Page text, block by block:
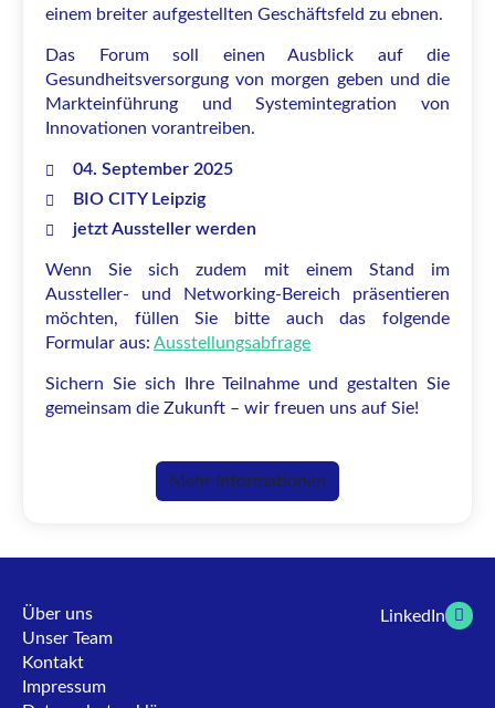
einem breiter aufgestellten Geschäftsfeld zu ebnen.
Das Forum soll einen Ausblick auf die
Gesundheitsversorgung von morgen geben und die
Markteinführung und Systemintegration von
Innovationen vorantreiben.
04. September 2025
BIO CITY Leipzig
jetzt Aussteller werden
Wenn Sie sich zudem mit einem Stand im
Aussteller- und Networking-Bereich präsentieren
möchten, füllen Sie bitte auch das folgende
Formular aus: Ausstellungsabfrage
Sichern Sie sich Ihre Teilnahme und gestalten Sie
gemeinsam die Zukunft – wir freuen uns auf Sie!
Mehr Informationen
Über uns
Unser Team
Kontakt
Impressum
LinkedIn